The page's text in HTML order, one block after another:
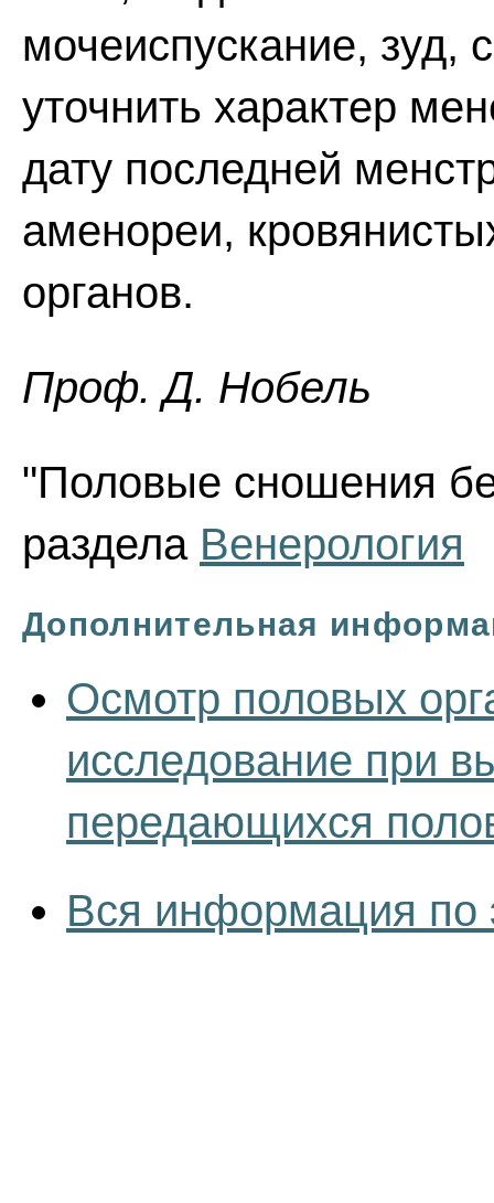
мочеиспускание,
уточнить характер
дату последней
аменореи,
органов.
Проф. Д. Нобель
"Половые сношения
раздела Венерология
Дополнительная
Осмотр половых
исследование при
передающихся
Вся информация по